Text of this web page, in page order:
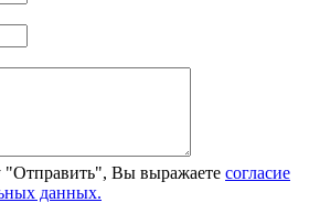
Вы выражаете согласие
данных.